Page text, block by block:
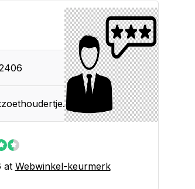
at Webwinkel-keurmerk